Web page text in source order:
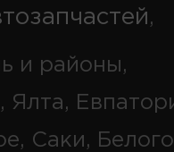
,
и районы,
Ялта,
Саки,